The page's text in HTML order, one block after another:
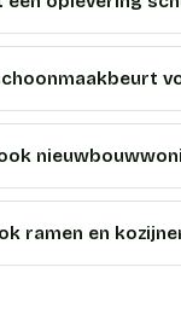
ramen en